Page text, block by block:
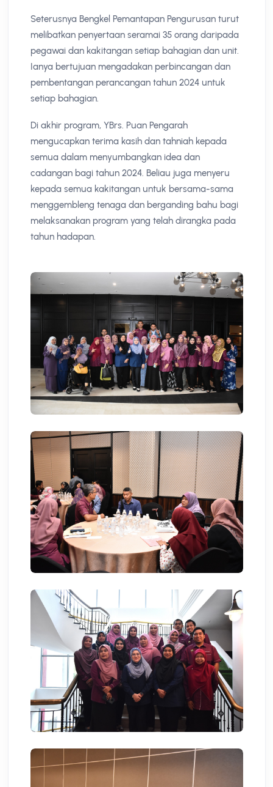
Seterusnya Bengkel Pemantapan Pengurusan turut
melibatkan penyertaan seramai 35 orang daripada
pegawai dan kakitangan setiap bahagian dan unit.
Ianya bertujuan mengadakan perbincangan dan
pembentangan perancangan tahun 2024 untuk
setiap bahagian.
Di akhir program, YBrs. Puan Pengarah
mengucapkan terima kasih dan tahniah kepada
semua dalam menyumbangkan idea dan
cadangan bagi tahun 2024. Beliau juga menyeru
kepada semua kakitangan untuk bersama-sama
menggembleng tenaga dan berganding bahu bagi
melaksanakan program yang telah dirangka pada
tahun hadapan.